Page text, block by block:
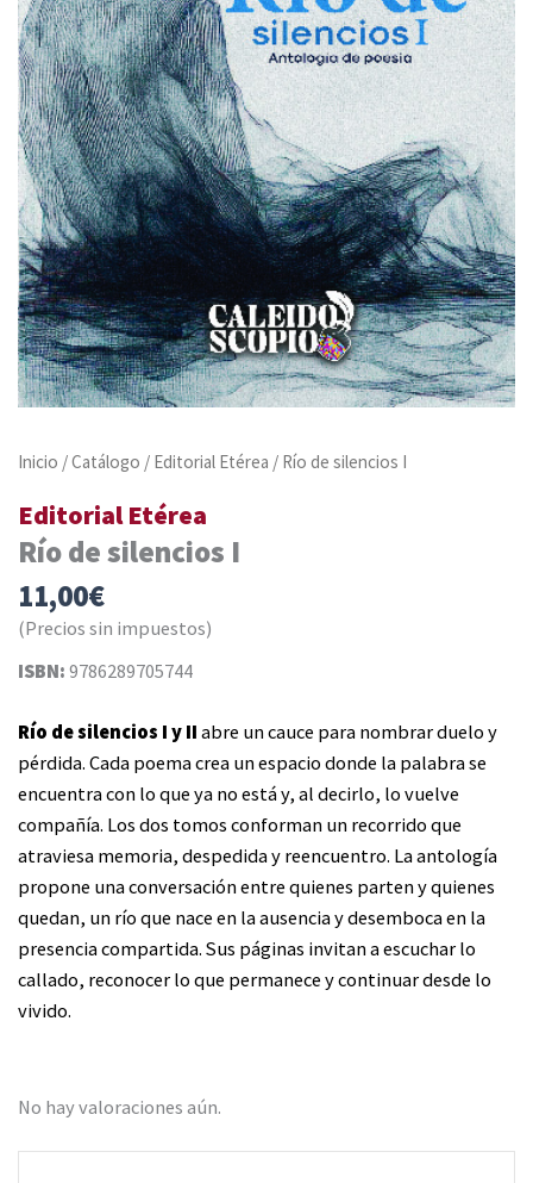
Inicio /Catálogo / Editorial Etérea / Río de silencios I
Editorial Etérea
Río de silencios I
11,00€
(Precios sin impuestos)
ISBN: 9786289705744
Río de silencios I y II abre un cauce para nombrar duelo y
pérdida. Cada poema crea un espacio donde la palabra se
encuentra con lo que ya no está y, al decirlo, lo vuelve
compañía. Los dos tomos conforman un recorrido que
atraviesa memoria, despedida y reencuentro. La antología
propone una conversación entre quienes parten y quienes
quedan, un río que nace en la ausencia y desemboca en la
presencia compartida. Sus páginas invitan a escuchar lo
callado, reconocer lo que permanece y continuar desde lo
vivido.
No hay valoraciones aún.